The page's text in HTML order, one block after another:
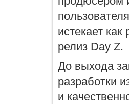
истекает как
релиз Day Z.
До выхода
разработки
и